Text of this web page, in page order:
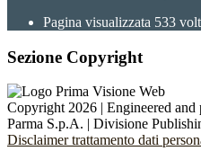
Pagina visualizzata 533
Sezione Copyright
Copyright 2026 | Engineered
Parma S.p.A. | Divisione
Disclaimer trattamento dati